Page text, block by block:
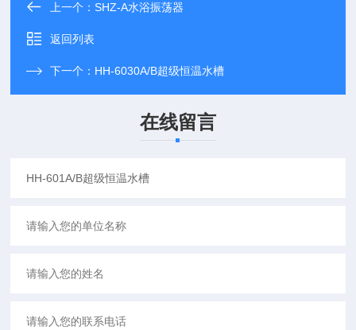
上一个：SHZ-A水浴振荡器
返回列表
下一个： HH-6030A/B超级恒温水槽
在线留言